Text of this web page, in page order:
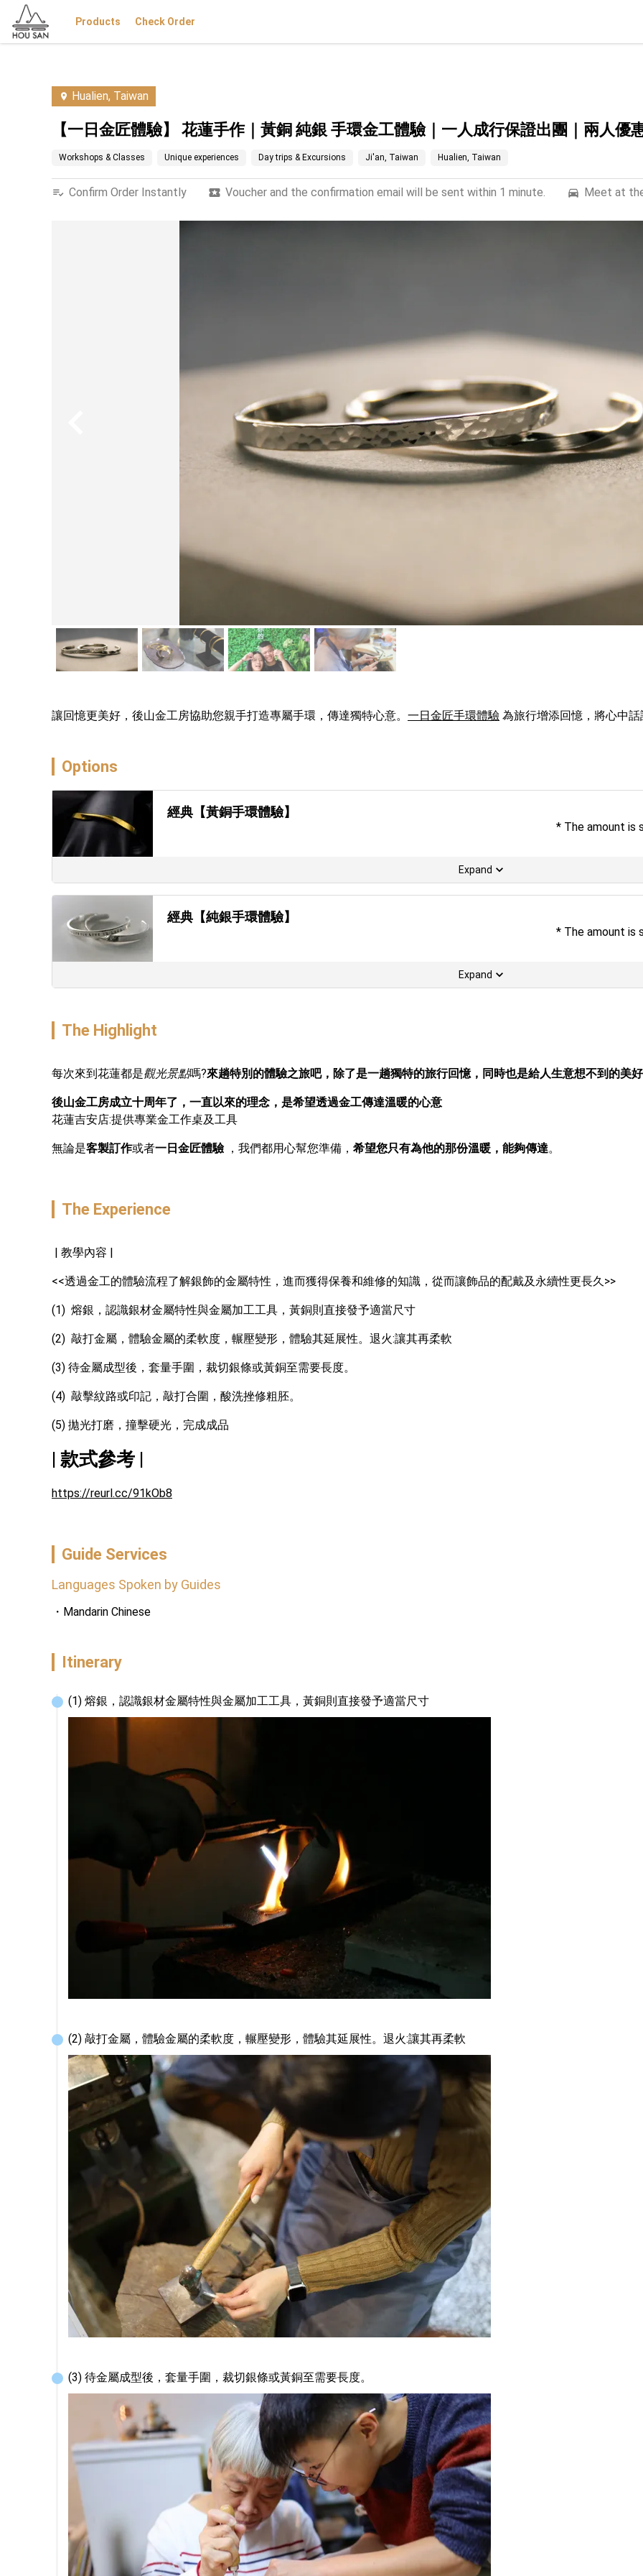
Products Check Order
Hualien, Taiwan
【一日金匠體驗】 花蓮手作｜黃銅 純銀 手環金工體驗｜一人成行保證出團｜兩人優
Workshops & Classes Unique experiences Day trips & Excursions Ji'an, Taiwan Hualien, Taiwan
Confirm Order Instantly Voucher and the confirmation email will be sent within 1 minute. Meet at
讓回憶更美好，後山金工房協助您親手打造專屬手環，傳達獨特心意。 一日金匠手環體驗 為旅行增添回憶，將心中
Options
經典【黃銅手環體驗】
* The amount is
Expand
經典【純銀手環體驗】
* The amount is
Expand
The Highlight
每次來到花蓮都是觀光景點嗎?來趟特別的體驗之旅吧，除了是一趟獨特的旅行回憶，同時也是給人生意想不到的美
後山金工房成立十周年了，一直以來的理念，是希望透過金工傳達溫暖的心意
花蓮吉安店:提供專業金工作桌及工具
無論是客製訂作或者一日金匠體驗 ，我們都用心幫您準備， 希望您只有為他的那份溫暖，能夠傳達。
The Experience
| 教學內容 |
<<透過金工的體驗流程了解銀飾的金屬特性，進而獲得保養和維修的知識，從而讓飾品的配戴及永續性更長久>>
(1)  熔銀，認識銀材金屬特性與金屬加工工具，黃銅則直接發予適當尺寸
(2)  敲打金屬，體驗金屬的柔軟度，輾壓變形，體驗其延展性。退火:讓其再柔軟
(3) 待金屬成型後，套量手圍，裁切銀條或黃銅至需要長度。
(4)  敲擊紋路或印記，敲打合圍，酸洗挫修粗胚。
(5) 拋光打磨，撞擊硬光，完成成品
| 款式參考 |
https://reurl.cc/91kOb8
Guide Services
Languages Spoken by Guides
Mandarin Chinese
Itinerary
(1) 熔銀，認識銀材金屬特性與金屬加工工具，黃銅則直接發予適當尺寸
(2) 敲打金屬，體驗金屬的柔軟度，輾壓變形，體驗其延展性。退火:讓其再柔軟
(3) 待金屬成型後，套量手圍，裁切銀條或黃銅至需要長度。